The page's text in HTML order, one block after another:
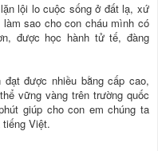
lội lo cuộc sống ở đất lạ, xứ
sao cho con cháu mình có
được học hành tử tế, đàng
được nhiều bằng cấp cao,
vững vàng trên trường quốc
giúp cho con em chúng ta
Việt.